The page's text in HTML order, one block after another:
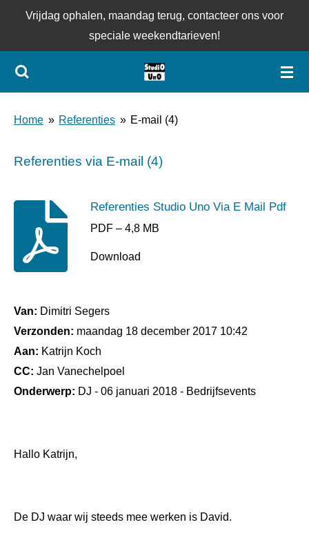
de
hoofdinhoud
Vrijdag ophalen, maandag terug, contacteer ons voor
speciale weekendtarieven!
Home » Referenties » E-mail (4)
Referenties via E-mail (4)
Referenties Studio Uno Via E Mail Pdf
PDF – 4,8 MB
Download
Van: Dimitri Segers
Verzonden: maandag 18 december 2017 10:42
Aan: Katrijn Koch
CC: Jan Vanechelpoel
Onderwerp: DJ - 06 januari 2018 - Bedrijfsevents
Hallo Katrijn,
De DJ waar wij steeds mee werken is David.